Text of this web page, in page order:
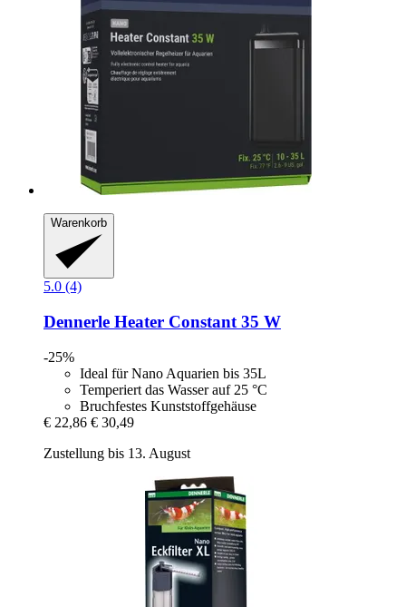
Warenkorb
5.0 (4)
Dennerle Heater Constant 35 W
-25%
Ideal für Nano Aquarien bis 35L
Temperiert das Wasser auf 25 °C
Bruchfestes Kunststoffgehäuse
€ 22,86 € 30,49
Zustellung bis 13. August